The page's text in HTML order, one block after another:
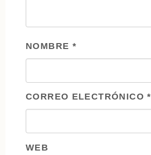
NOMBRE *
CORREO ELECTRÓNICO*
WEB